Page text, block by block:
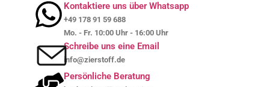
Kontaktiere uns über Whatsapp
+49 178 91 59 688
Mo. - Fr. 10:00 Uhr - 16:00 Uhr
Schreibe uns eine Email
info@zierstoff.de
Persönliche Beratung